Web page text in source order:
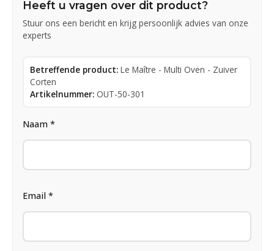
Heeft u vragen over dit product?
Stuur ons een bericht en krijg persoonlijk advies van onze
experts
Betreffende product: Le Maître - Multi Oven - Zuiver
Corten
Artikelnummer: OUT-50-301
Naam *
Email *